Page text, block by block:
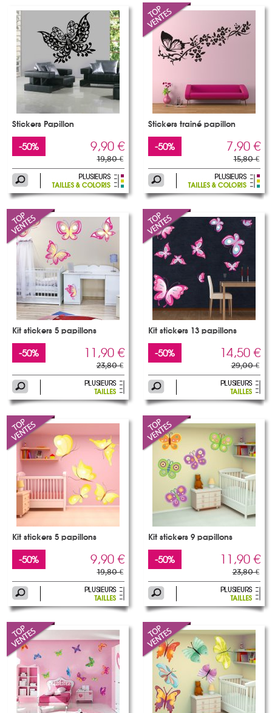
Stickers Papillon
-50% 9,90 €
19,80 €
Stickers trainé papillon
-50% 7,90 €
15,80 €
Kit stickers 5 papillons
-50% 11,90 €
23,80 €
Kit stickers 13 papillons
-50% 14,50 €
29,00 €
Kit stickers 5 papillons
-50% 9,90 €
19,80 €
Kit stickers 9 papillons
-50% 11,90 €
23,80 €